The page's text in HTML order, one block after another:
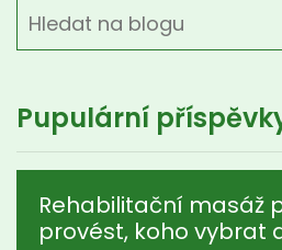
Pupulární
Rehabilitační masáž
provést, koho vybrat